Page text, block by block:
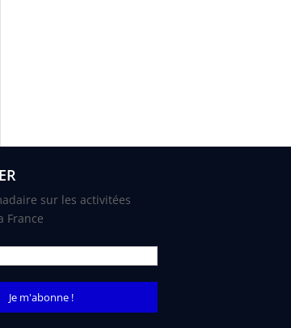
sur les activitées
France